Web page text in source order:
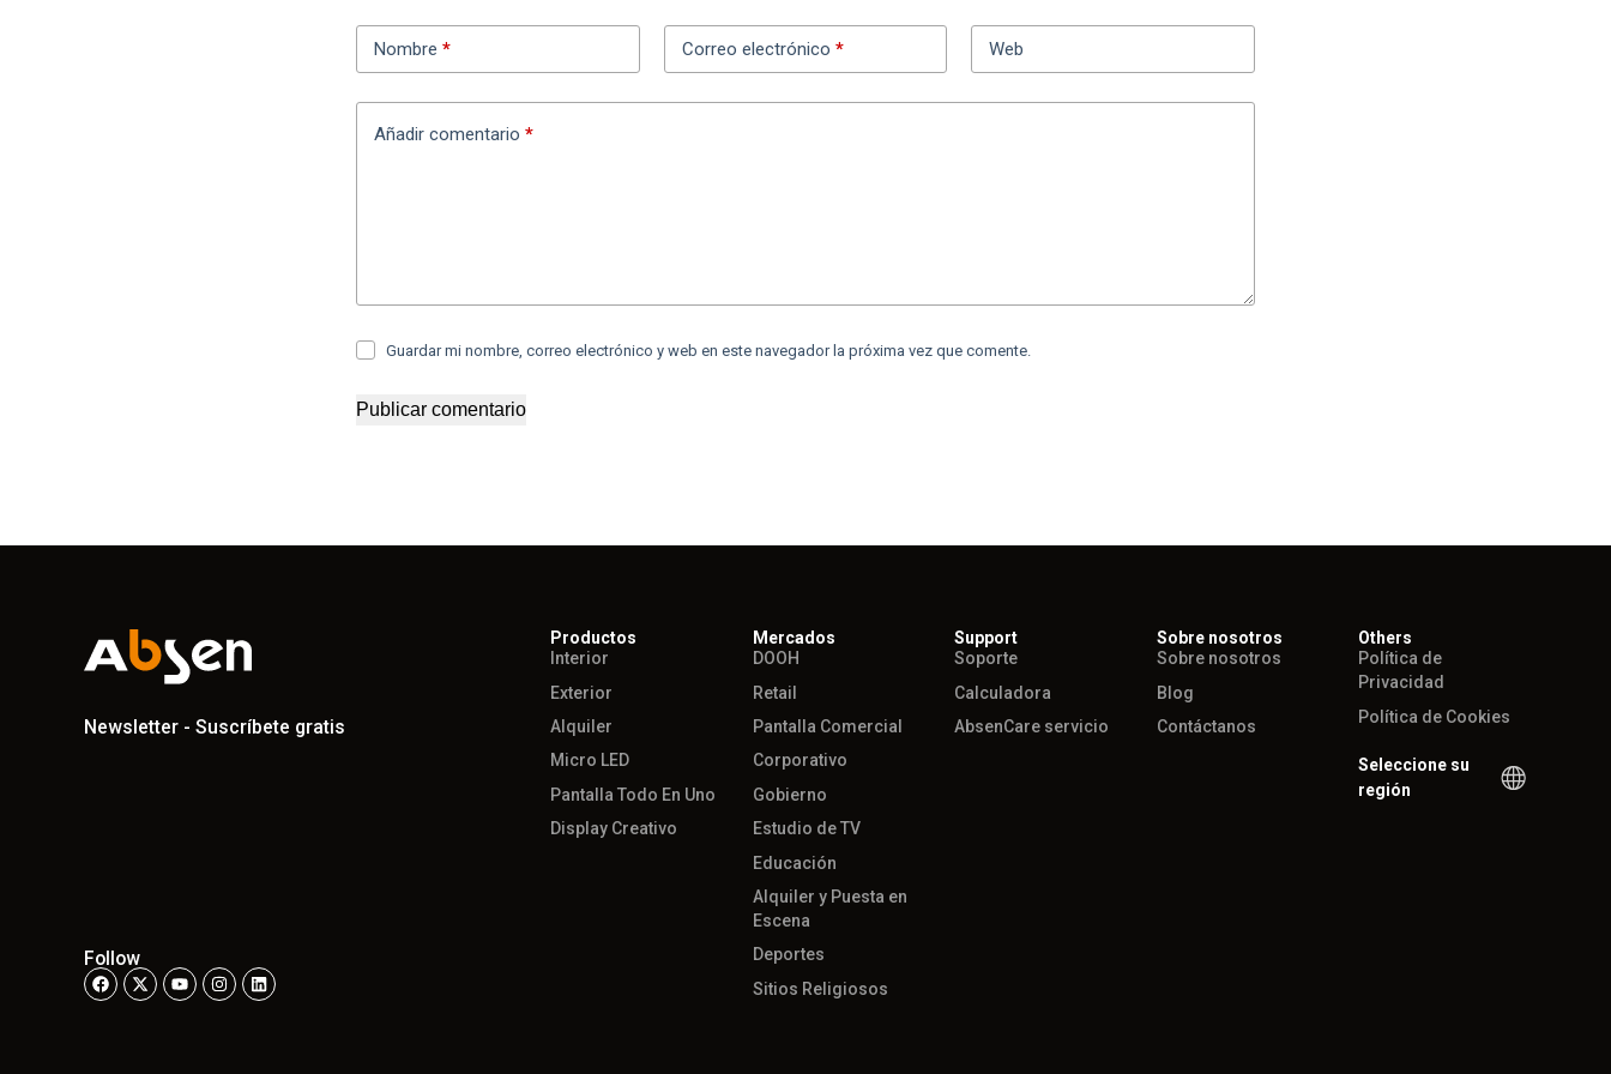
Nombre * Correo electrónico * Web
Añadir comentario *
Guardar mi nombre, correo electrónico y web en este navegador la próxima vez que comente.
Publicar comentario
Newsletter - Suscríbete gratis
Follow
Productos
Interior
Exterior
Alquiler
Micro LED
Pantalla Todo En Uno
Display Creativo
Mercados
DOOH
Retail
Pantalla Comercial
Corporativo
Gobierno
Estudio de TV
Educación
Alquiler y Puesta en
Escena
Deportes
Sitios Religiosos
Support
Soporte
Calculadora
AbsenCare servicio
Sobre nosotros
Sobre nosotros
Blog
Contáctanos
Others
Política de
Privacidad
Política de Cookies
Seleccione su
región